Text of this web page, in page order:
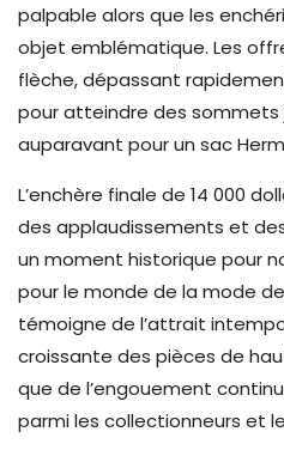
palpable alors que les
objet emblématique. Les
flèche, dépassant
pour atteindre des
auparavant pour un sac
L’enchère finale de 14 000
des applaudissements et
un moment historique pour
pour le monde de la mode
témoigne de l’attrait
croissante des pièces de
que de l’engouement
parmi les collectionneurs et